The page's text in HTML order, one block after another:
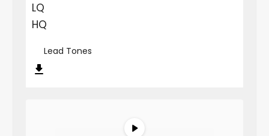
LQ
HQ
Lead Tones